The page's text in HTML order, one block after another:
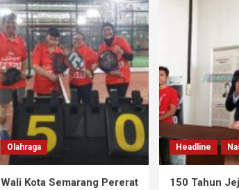
Olahraga
Wali Kota Semarang Pererat
Headline
150 Tahun